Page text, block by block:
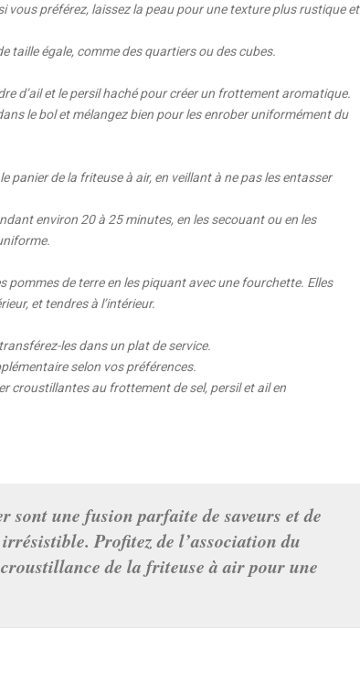
vous préférez, laissez la peau pour une texture plus rustique et
taille égale, comme des quartiers ou des cubes.
d’ail et le persil haché pour créer un frottement aromatique.
le bol et mélangez bien pour les enrober uniformément du
panier de la friteuse à air, en veillant à ne pas les entasser
environ 20 à 25 minutes, en les secouant ou en les
pommes de terre en les piquant avec une fourchette. Elles
et tendres à l’intérieur.
les dans un plat de service.
selon vos préférences.
croustillantes au frottement de sel, persil et ail en
sont une fusion parfaite de saveurs et de
Profitez de l’association du
de la friteuse à air pour une